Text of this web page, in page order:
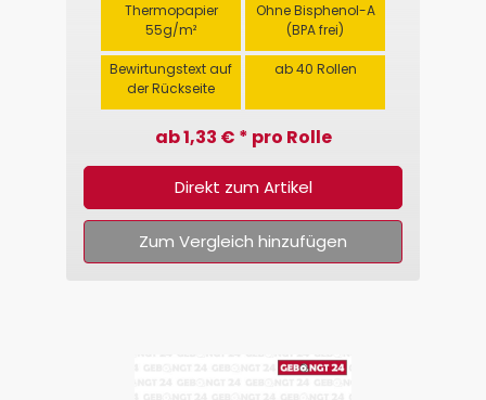
Thermopapier
55g/m²
Ohne Bisphenol-A
(BPA frei)
Bewirtungstext auf
der Rückseite
ab 40 Rollen
ab 1,33 € * pro Rolle
Direkt zum Artikel
Zum Vergleich hinzufügen